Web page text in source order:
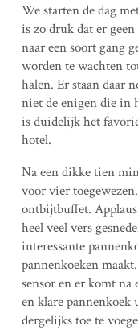
We starten de dag
is zo druk dat er
naar een soort gang
worden te wachten
halen. Er staan daar
niet de enigen die in
is duidelijk het
hotel.
Na een dikke tien
voor vier
ontbijtbuffet.
heel veel vers
interessante
pannenkoeken
sensor en er komt
en klare pannenkoek
dergelijks toe te